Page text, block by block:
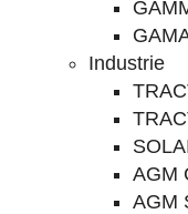
Industrie
AGM
AGM